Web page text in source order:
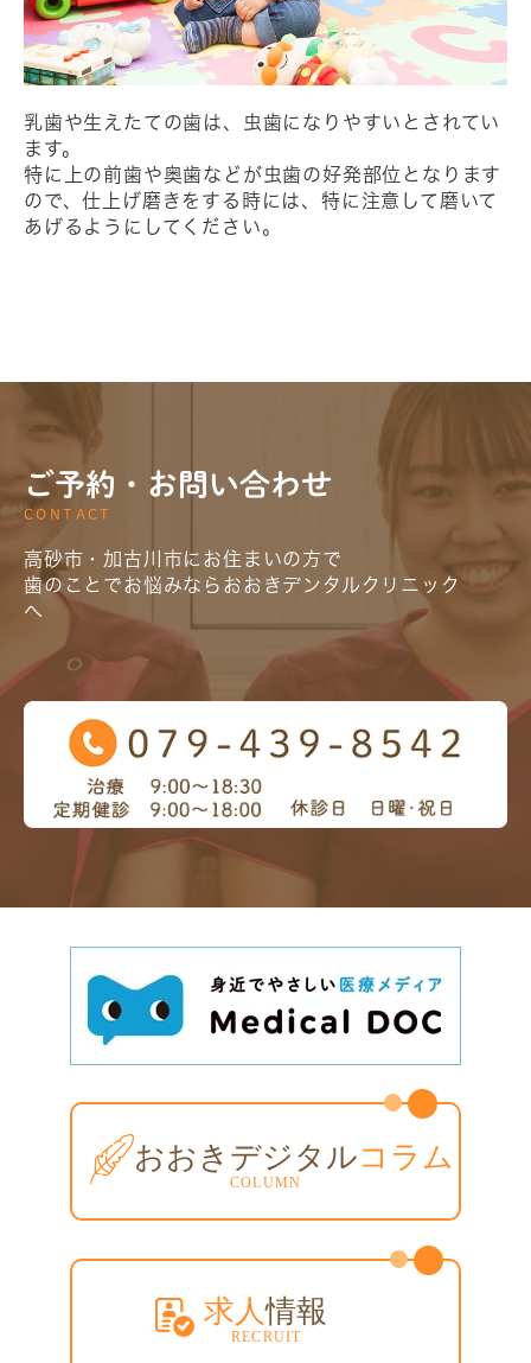
乳歯や生えたての歯は、虫歯になりやすいとされてい
ます。
特に上の前歯や奥歯などが虫歯の好発部位となります
ので、仕上げ磨きをする時には、特に注意して磨いて
あげるようにしてください。
ご予約・お問い合わせ
CONTACT
高砂市・加古川市にお住まいの方で
歯のことでお悩みならおおきデンタルクリニック
へ